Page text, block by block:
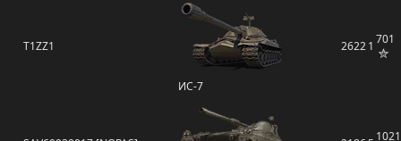
T1ZZ1
ИС-7
26221 701
1021